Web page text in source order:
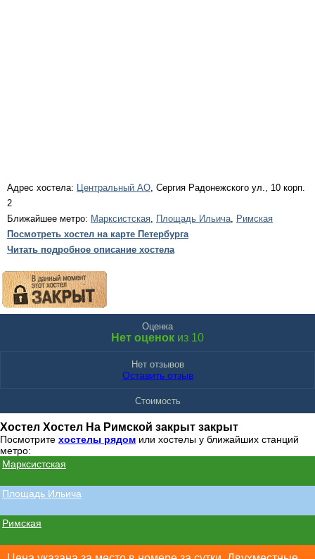
Адрес хостела: Центральный АО, Сергия Радонежского ул., 10 корп.
2
Ближайшее метро: Марксистская, Площадь Ильича, Римская
Посмотреть хостел на карте Петербурга
Читать подробное описание хостела
Оценка
Нет оценок из 10
Нет отзывов
Оставить отзыв
Стоимость
Хостел Хостел На Римской закрыт закрыт
Посмотрите хостелы рядом или хостелы у ближайших станций
метро:
Марксистская
Площадь Ильича
Римская